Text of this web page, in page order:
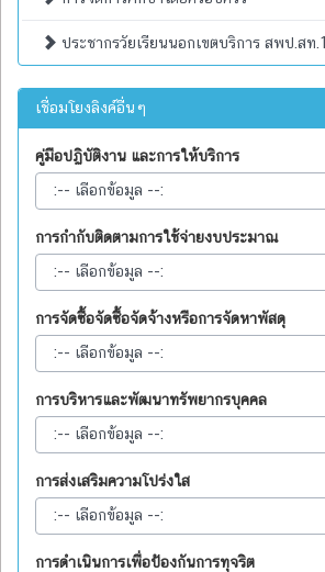
ประชากรวัยเรียนนอกเขตบริการ สพป.สท.1
เชื่อมโยงลิงค์อื่นๆ
คู่มือปฏิบัติงาน และการให้บริการ
การกำกับติดตามการใช้จ่ายงบประมาณ
การจัดซื้อจัดซื้อจัดจ้างหรือการจัดหาพัสดุ
การบริหารและพัฒนาทรัพยากรบุคคล
การส่งเสริมความโปร่งใส
การดำเนินการเพื่อป้องกันการทุจริต